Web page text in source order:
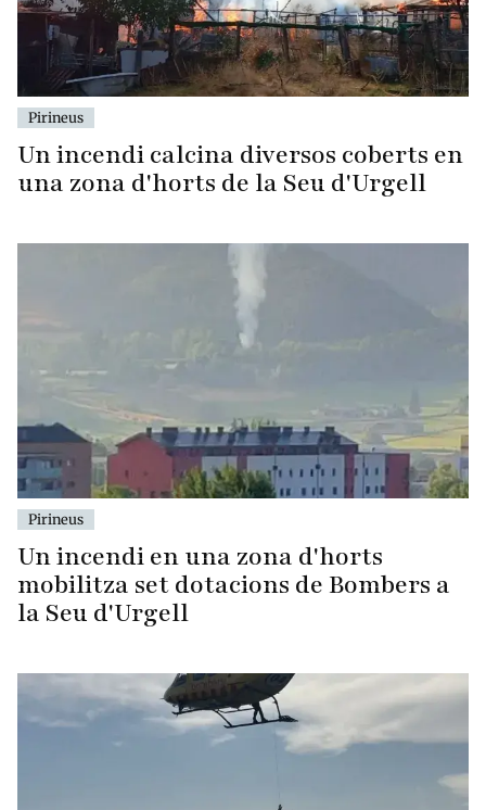
Pirineus
Un incendi calcina diversos coberts en
una zona d'horts de la Seu d'Urgell
Pirineus
Un incendi en una zona d'horts
mobilitza set dotacions de Bombers a
la Seu d'Urgell